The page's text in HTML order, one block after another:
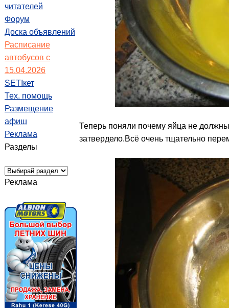
читателей
Форум
Доска объявлений
Расписание
автобусов с
15.04.2026
SETIкет
Тех. помощь
Размещение
афиш
Реклама
Разделы
Реклама
Теперь поняли почему яйца не
затвердело.Всё очень тщательно